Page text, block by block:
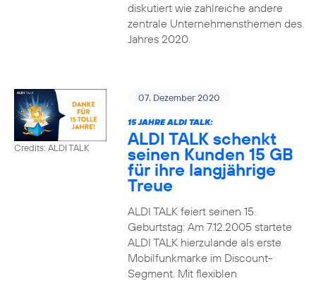
diskutiert wie zahlreiche andere
zentrale Unternehmensthemen des
Jahres 2020.
Credits: ALDI TALK
07. Dezember 2020
15 JAHRE ALDI TALK:
ALDI TALK schenkt
seinen Kunden 15 GB
für ihre langjährige
Treue
ALDI TALK feiert seinen 15.
Geburtstag: Am 7.12.2005 startete
ALDI TALK hierzulande als erste
Mobilfunkmarke im Discount-
Segment. Mit flexiblen